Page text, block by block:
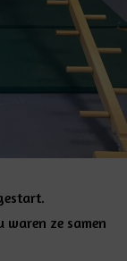
ze samen